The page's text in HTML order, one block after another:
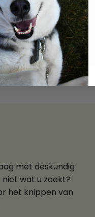
met deskundig
wat u zoekt?
het knippen van